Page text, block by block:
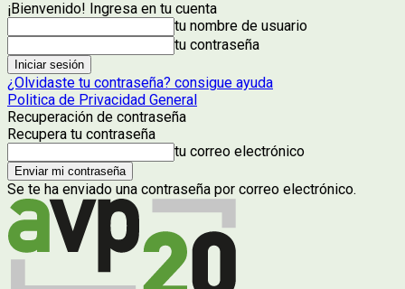
¡Bienvenido! Ingresa en tu cuenta
tu nombre de usuario
tu contraseña
¿Olvidaste tu contraseña? consigue ayuda
Politica de Privacidad General
Recuperación de contraseña
Recupera tu contraseña
tu correo electrónico
Se te ha enviado una contraseña por correo electrónico.